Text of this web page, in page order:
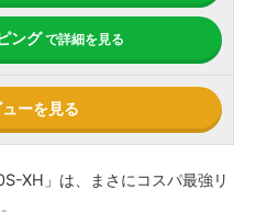
ングで詳細を見る
ーを見る
XH」は、まさにコスパ最強リ